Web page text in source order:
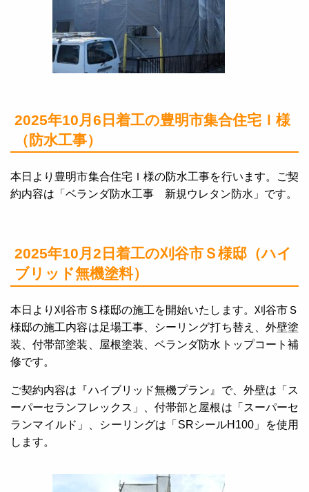
2025年10月6日着工の豊明市集合住宅Ｉ様
（防水工事）
本日より豊明市集合住宅Ｉ様の防水工事を行います。ご契
約内容は「ベランダ防水工事 新規ウレタン防水」です。
2025年10月2日着工の刈谷市Ｓ様邸（ハイ
ブリッド無機塗料）
本日より刈谷市Ｓ様邸の施工を開始いたします。刈谷市Ｓ
様邸の施工内容は足場工事、シーリング打ち替え、外壁塗
装、付帯部塗装、屋根塗装、ベランダ防水トップコート補
修です。
ご契約内容は『ハイブリッド無機プラン』で、外壁は「ス
ーパーセランフレックス」、付帯部と屋根は「スーパーセ
ランマイルド」、シーリングは「SRシールH100」を使用
します。